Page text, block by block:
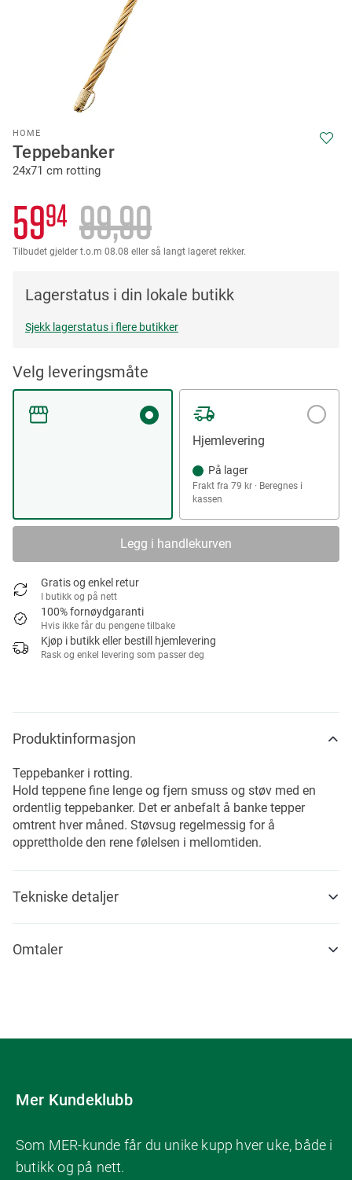
HOME
Teppebanker
24x71 cm rotting
5994 9990
Tilbudet gjelder t.o.m 08.08 eller så langt lageret rekker.
Lagerstatus i din lokale butikk
Sjekk lagerstatus i flere butikker
Velg leveringsmåte
Hjemlevering
På lager
Frakt fra 79 kr · Beregnes i
kassen
Legg i handlekurven
Gratis og enkel retur
I butikk og på nett
100% fornøydgaranti
Hvis ikke får du pengene tilbake
Kjøp i butikk eller bestill hjemlevering
Rask og enkel levering som passer deg
to
the
beginning
the
images
gallery
Produktinformasjon
Teppebanker i rotting.
Hold teppene fine lenge og fjern smuss og støv med en
ordentlig teppebanker. Det er anbefalt å banke tepper
omtrent hver måned. Støvsug regelmessig for å
opprettholde den rene følelsen i mellomtiden.
Tekniske detaljer
Omtaler
Mer Kundeklubb
Som MER-kunde får du unike kupp hver uke, både i
butikk og på nett.